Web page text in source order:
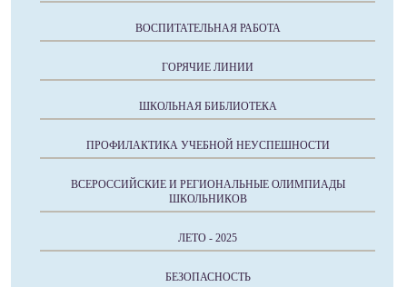
ВОСПИТАТЕЛЬНАЯ РАБОТА
ГОРЯЧИЕ ЛИНИИ
ШКОЛЬНАЯ БИБЛИОТЕКА
ПРОФИЛАКТИКА УЧЕБНОЙ НЕУСПЕШНОСТИ
ВСЕРОССИЙСКИЕ И РЕГИОНАЛЬНЫЕ ОЛИМПИАДЫ
ШКОЛЬНИКОВ
ЛЕТО - 2025
БЕЗОПАСНОСТЬ